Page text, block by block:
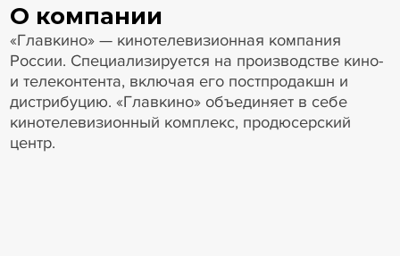
О компании
«Главкино» — кинотелевизионная компания
России. Специализируется на производстве кино-
и телеконтента, включая его постпродакшн и
дистрибуцию. «Главкино» объединяет в себе
кинотелевизионный комплекс, продюсерский
центр.